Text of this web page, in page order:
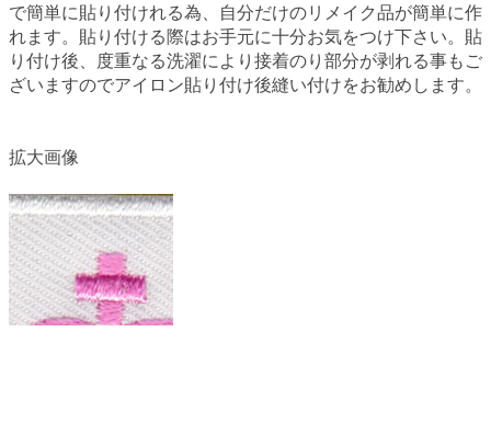
で簡単に貼り付けれる為、自分だけのリメイク品が簡単に作
れます。貼り付ける際はお手元に十分お気をつけ下さい。貼
り付け後、度重なる洗濯により接着のり部分が剥れる事もご
ざいますのでアイロン貼り付け後縫い付けをお勧めします。
拡大画像